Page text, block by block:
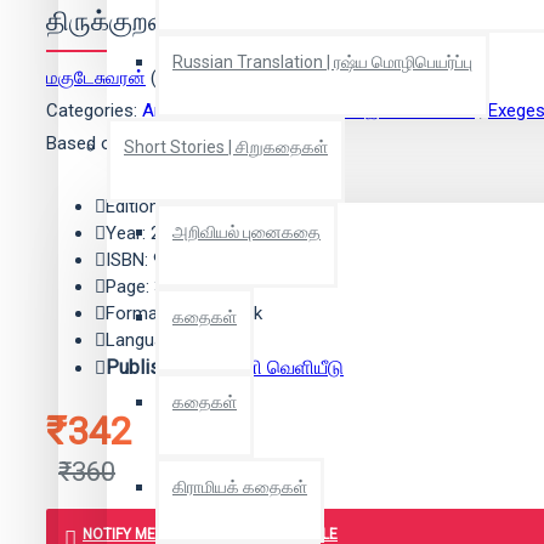
Russian Translation | ரஷ்ய மொழிபெயர்ப்பு
Short Stories | சிறுகதைகள்
அறிவியல் புனைகதை
கதைகள்
கதைகள்
கிராமியக் கதைகள்
திருக்குறள்-மகுடேசுவரன் உரை
மகுடேசுவரன் (ஆசிரியர்)
Categories: Ancient literature | பழங்கால இலக்கியங்கள்
Based on 0 reviews. - Write a review
₹342
₹360
Edition: 4
Year: 2016
ISBN: 9788187643906
Page: 300
Format: Paper Back
Language: Tamil
Publisher: தமிழினி வெளியீடு
NOTIFY ME WHEN BOOK IS AVAILABLE